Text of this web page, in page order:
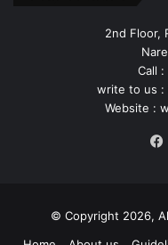
2nd Floor,
Call :
write to us :
Website :
© Copyright 2026,